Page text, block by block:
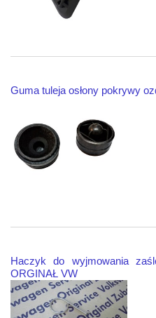
Guma tuleja osłony pokrywy
Haczyk do wyjmowania
ORGINAŁ VW